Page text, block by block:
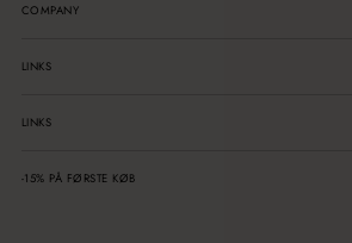
COMPANY
LINKS
LINKS
-15% PÅ FØRSTE KØB